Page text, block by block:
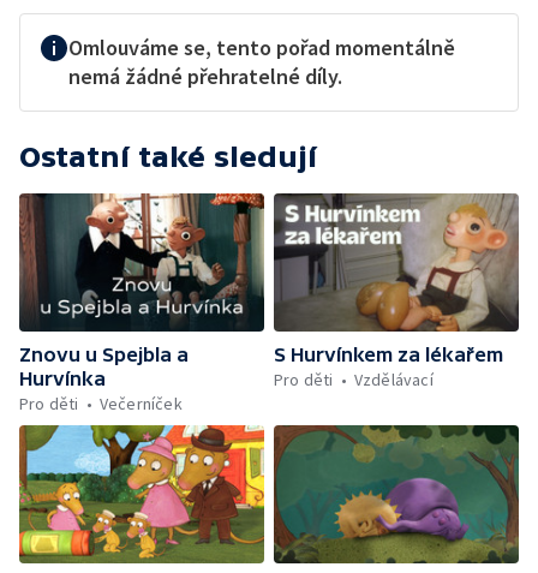
Omlouváme se, tento pořad momentálně
nemá žádné přehratelné díly.
Ostatní také sledují
Znovu u Spejbla a
Hurvínka
Pro děti
Večerníček
S Hurvínkem za lékařem
Pro děti
Vzdělávací